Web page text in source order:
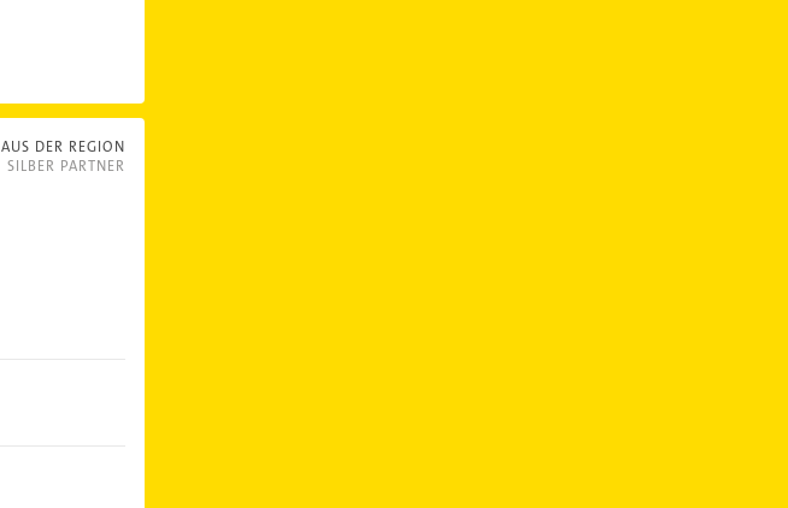
AUS DER REGION
SILBER PARTNER